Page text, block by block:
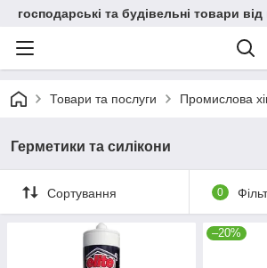
господарські та будівельні товари
Товари та послуги Промислова
Герметики та силікони
Сортування 0
–20%